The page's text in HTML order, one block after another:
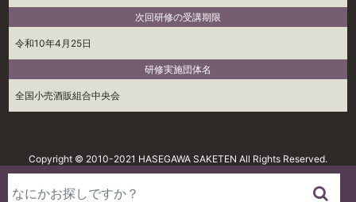
次回研修の受講期限
令和10年4月25日
研修実施団体名
全国小売酒販組合中央会
Copyright © 2010-2021 HASEGAWA SAKETEN All Rights Reserved.